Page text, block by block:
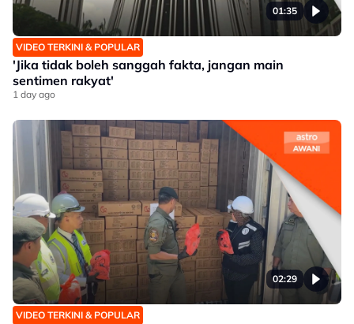
01:35
VIDEO TERKINI & POPULAR
'Jika tidak boleh sanggah fakta, jangan main
sentimen rakyat'
1 day ago
02:29
VIDEO TERKINI & POPULAR